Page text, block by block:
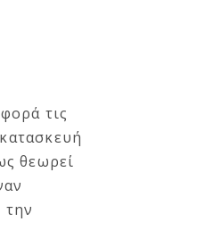
τις
θεωρεί
την